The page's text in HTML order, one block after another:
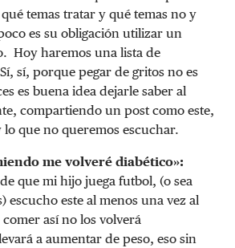
temas tratar y qué temas no y
es su obligación utilizar un
Hoy haremos una lista de
sí, porque pegar de gritos no es
es buena idea dejarle saber al
compartiendo un post como este,
que no queremos escuchar.
me volveré diabético»:
que mi hijo juega futbol, (o sea
escucho este al menos una vez al
así no los volverá
a aumentar de peso, eso sin